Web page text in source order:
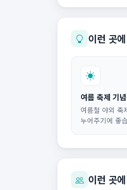
이런 곳
여름 축제 기
여름철 야외 축
누어주기에 좋
이런 곳